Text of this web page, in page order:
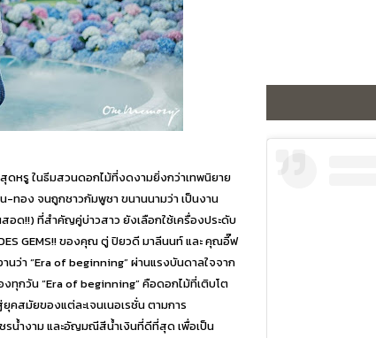
ดหรู ในธีมสวนดอกไม้ที่งดงามยิ่งกว่าเทพนิยาย
-ทอง จนถูกชาวกัมพูชา ขนานนามว่า เป็นงาน
ด!!) ที่สำคัญคู่บ่าวสาว ยังเลือกใช้เครื่องประดับ
GEMS!! ของคุณ ตู่ ปิยวดี มาลีนนท์ และ คุณอี๊ฟ
ว่า “Era of beginning” ผ่านแรงบันดาลใจจาก
ทุกวัน “Era of beginning” คือดอกไม้ที่เติบโต
คสมัยของแต่ละเจนเนอเรชั่น ตามการ
ชรน้ำงาม และอัญมณีสีน้ำเงินที่ดีที่สุด เพื่อเป็น